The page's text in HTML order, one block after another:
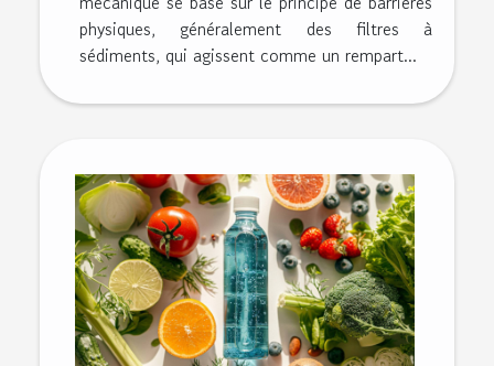
physiques, généralement des filtres à
sédiments, qui agissent comme un rempart...